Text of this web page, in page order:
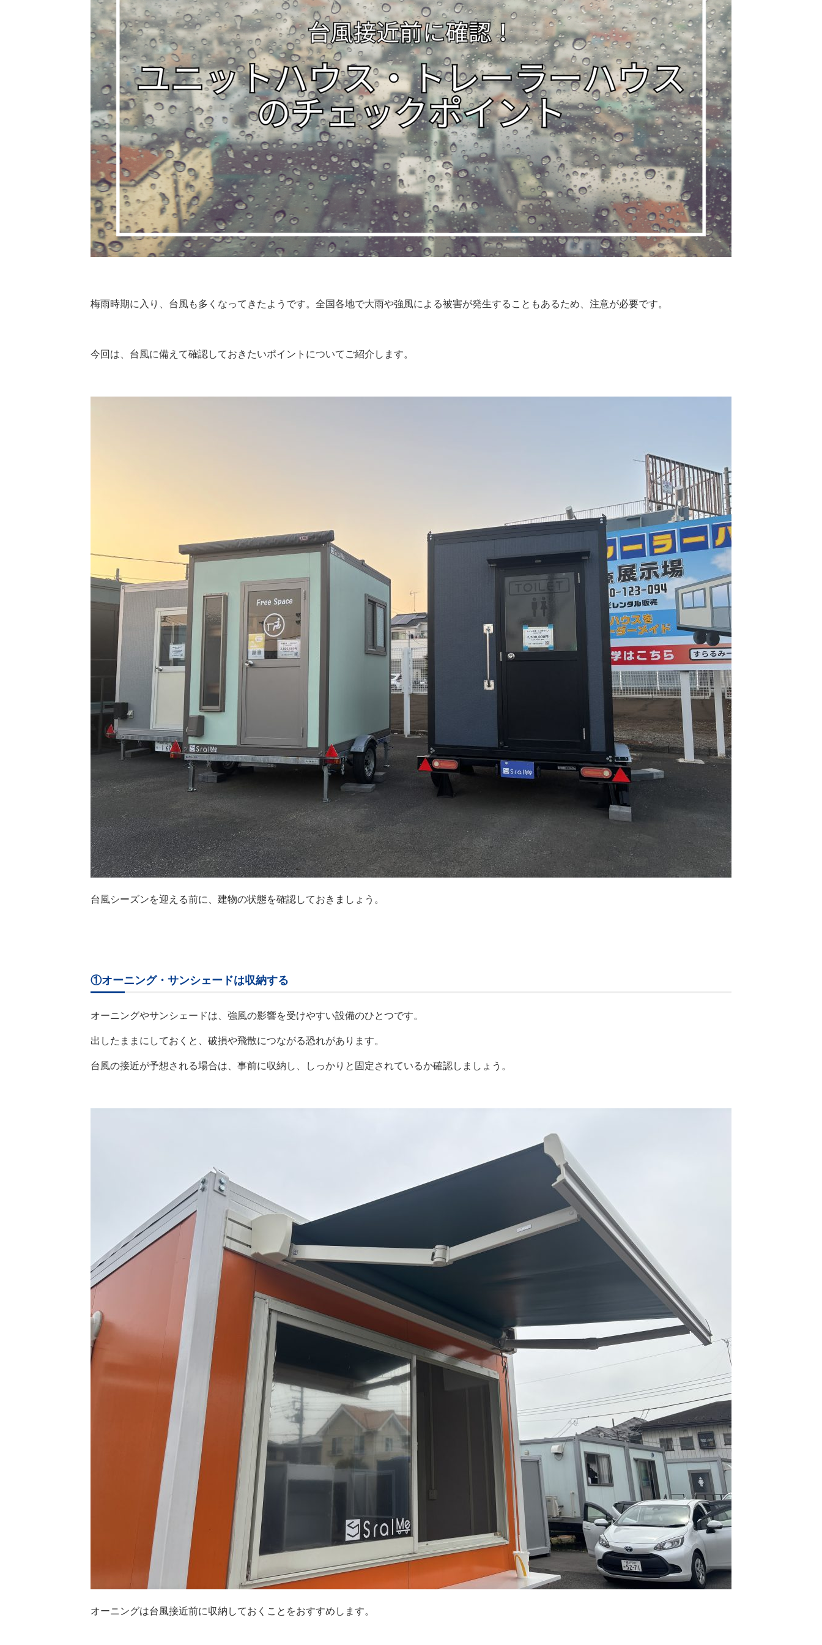
梅雨時期に入り、台風も多くなってきたようです。全国各地で大雨や強風による被害が発生することもあるため、注意が必要です。
今回は、台風に備えて確認しておきたいポイントについてご紹介します。
台風シーズンを迎える前に、建物の状態を確認しておきましょう。
①オーニング・サンシェードは収納する
オーニングやサンシェードは、強風の影響を受けやすい設備のひとつです。
出したままにしておくと、破損や飛散につながる恐れがあります。
台風の接近が予想される場合は、事前に収納し、しっかりと固定されているか確認しましょう。
オーニングは台風接近前に収納しておくことをおすすめします。